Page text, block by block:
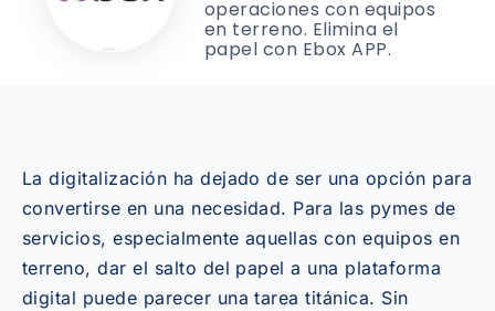
operaciones con equipos
en terreno. Elimina el
papel con Ebox APP.
La digitalización ha dejado de ser una opción para
convertirse en una necesidad. Para las pymes de
servicios, especialmente aquellas con equipos en
terreno, dar el salto del papel a una plataforma
digital puede parecer una tarea titánica. Sin